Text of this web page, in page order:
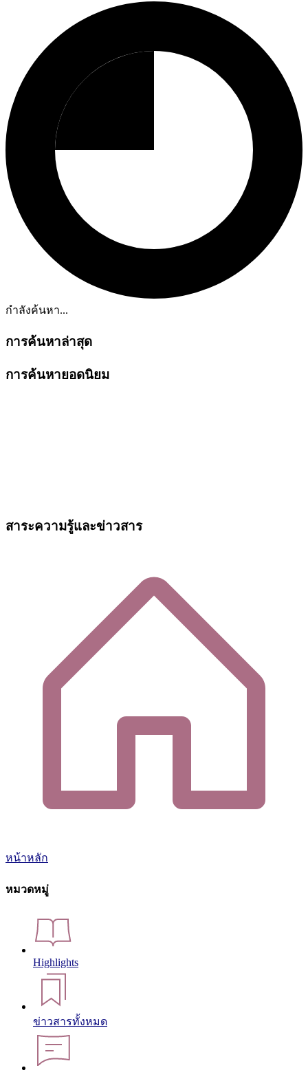
กำลังค้นหา...
การค้นหาล่าสุด
การค้นหายอดนิยม
สาระความรู้และข่าวสาร
หน้าหลัก
หมวดหมู่
Highlights
ข่าวสารทั้งหมด